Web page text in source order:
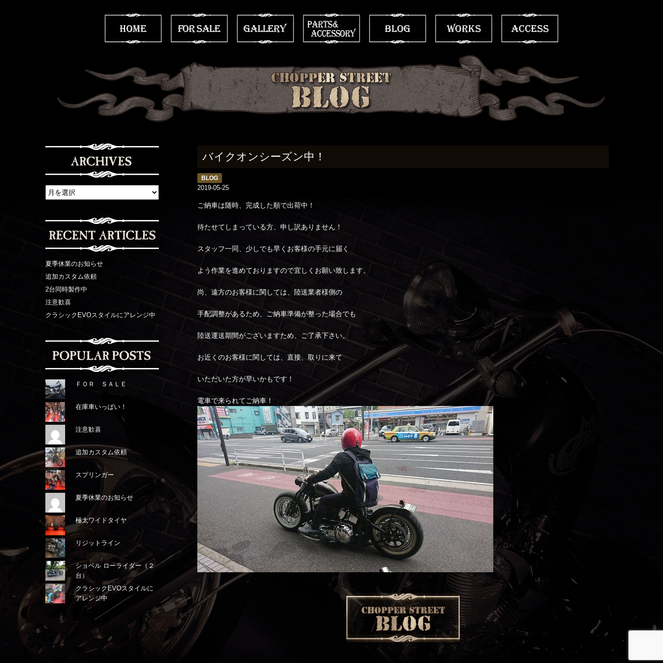
夏季休業のお知らせ
追加カスタム依頼
2台同時製作中
注意歓喜
クラシックEVOスタイルにアレンジ中
ＦＯＲ ＳＡＬＥ
在庫車いっぱい！
注意歓喜
追加カスタム依頼
スプリンガー
夏季休業のお知らせ
極太ワイドタイヤ
リジットライン
ショベル ローライダー（２
台）
クラシックEVOスタイルに
アレンジ中
バイクオンシーズン中！
BLOG
2019-05-25
ご納車は随時、完成した順で出荷中！
待たせてしまっている方、申し訳ありません！
スタッフ一同、少しでも早くお客様の手元に届く
よう作業を進めておりますので宜しくお願い致します。
尚、遠方のお客様に関しては、陸送業者様側の
手配調整があるため、ご納車準備が整った場合でも
陸送運送期間がございますため、ご了承下さい。
お近くのお客様に関しては、直接、取りに来て
いただいた方が早いかもです！
電車で来られてご納車！